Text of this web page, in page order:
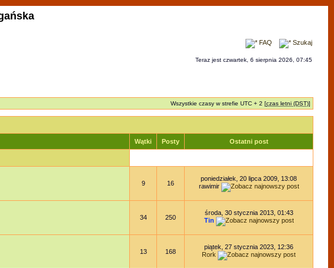
FAQ Szukaj
Teraz jest czwartek, 6 sierpnia 2026, 07:45
Wszystkie czasy w strefie UTC + 2 [czas letni (DST)]
Wątki Posty Ostatni post
9 16
poniedziałek, 20 lipca 2009, 13:08
rawimir
34 250
środa, 30 stycznia 2013, 01:43
Tin
13 168
piątek, 27 stycznia 2023, 12:36
Rork